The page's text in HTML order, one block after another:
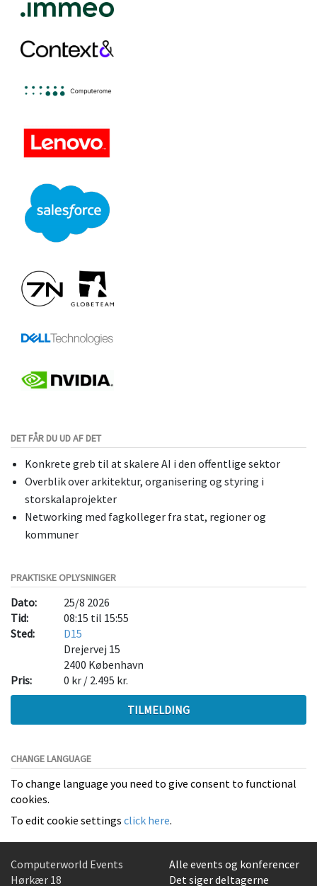
DET FÅR DU UD AF DET
Konkrete greb til at skalere AI i den offentlige sektor
Overblik over arkitektur, organisering og styring i
storskalaprojekter
Networking med fagkolleger fra stat, regioner og
kommuner
PRAKTISKE OPLYSNINGER
Dato:
25/8 2026
Tid:
08:15 til 15:55
Sted:
D15
Drejervej 15
2400 København
Pris:
0 kr / 2.495 kr.
TILMELDING
CHANGE LANGUAGE
To change language you need to give consent to functional
cookies.
To edit cookie settings click here.
Computerworld Events
Hørkær 18
Alle events og konferencer
Det siger deltagerne